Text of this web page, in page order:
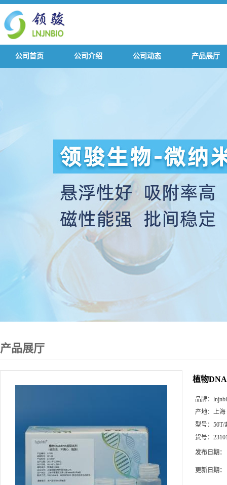
公司首页 公司介绍 公司动态 产品展厅
产品展厅
植物
品牌：
产地： 上海
型号： 50T/
货号：
发布日期：
更新日期：